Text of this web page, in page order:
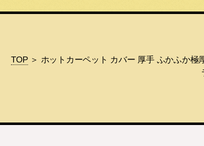
TOP＞ ホットカーペット カバー 厚手 ふかふか極